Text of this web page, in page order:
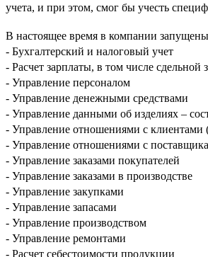
учета, и при этом, смог бы учесть
В настоящее время в компании
- Бухгалтерский и налоговый учет
- Расчет зарплаты, в том числе сдельной
- Управление персоналом
- Управление денежными средствами
- Управление данными об изделиях –
- Управление отношениями с клиентами
- Управление отношениями с
- Управление заказами покупателей
- Управление заказами в производстве
- Управление закупками
- Управление запасами
- Управление производством
- Управление ремонтами
- Расчет себестоимости продукции